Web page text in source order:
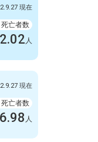
3人
人
現在
亡者数
人
1人
人
現在
亡者数
人